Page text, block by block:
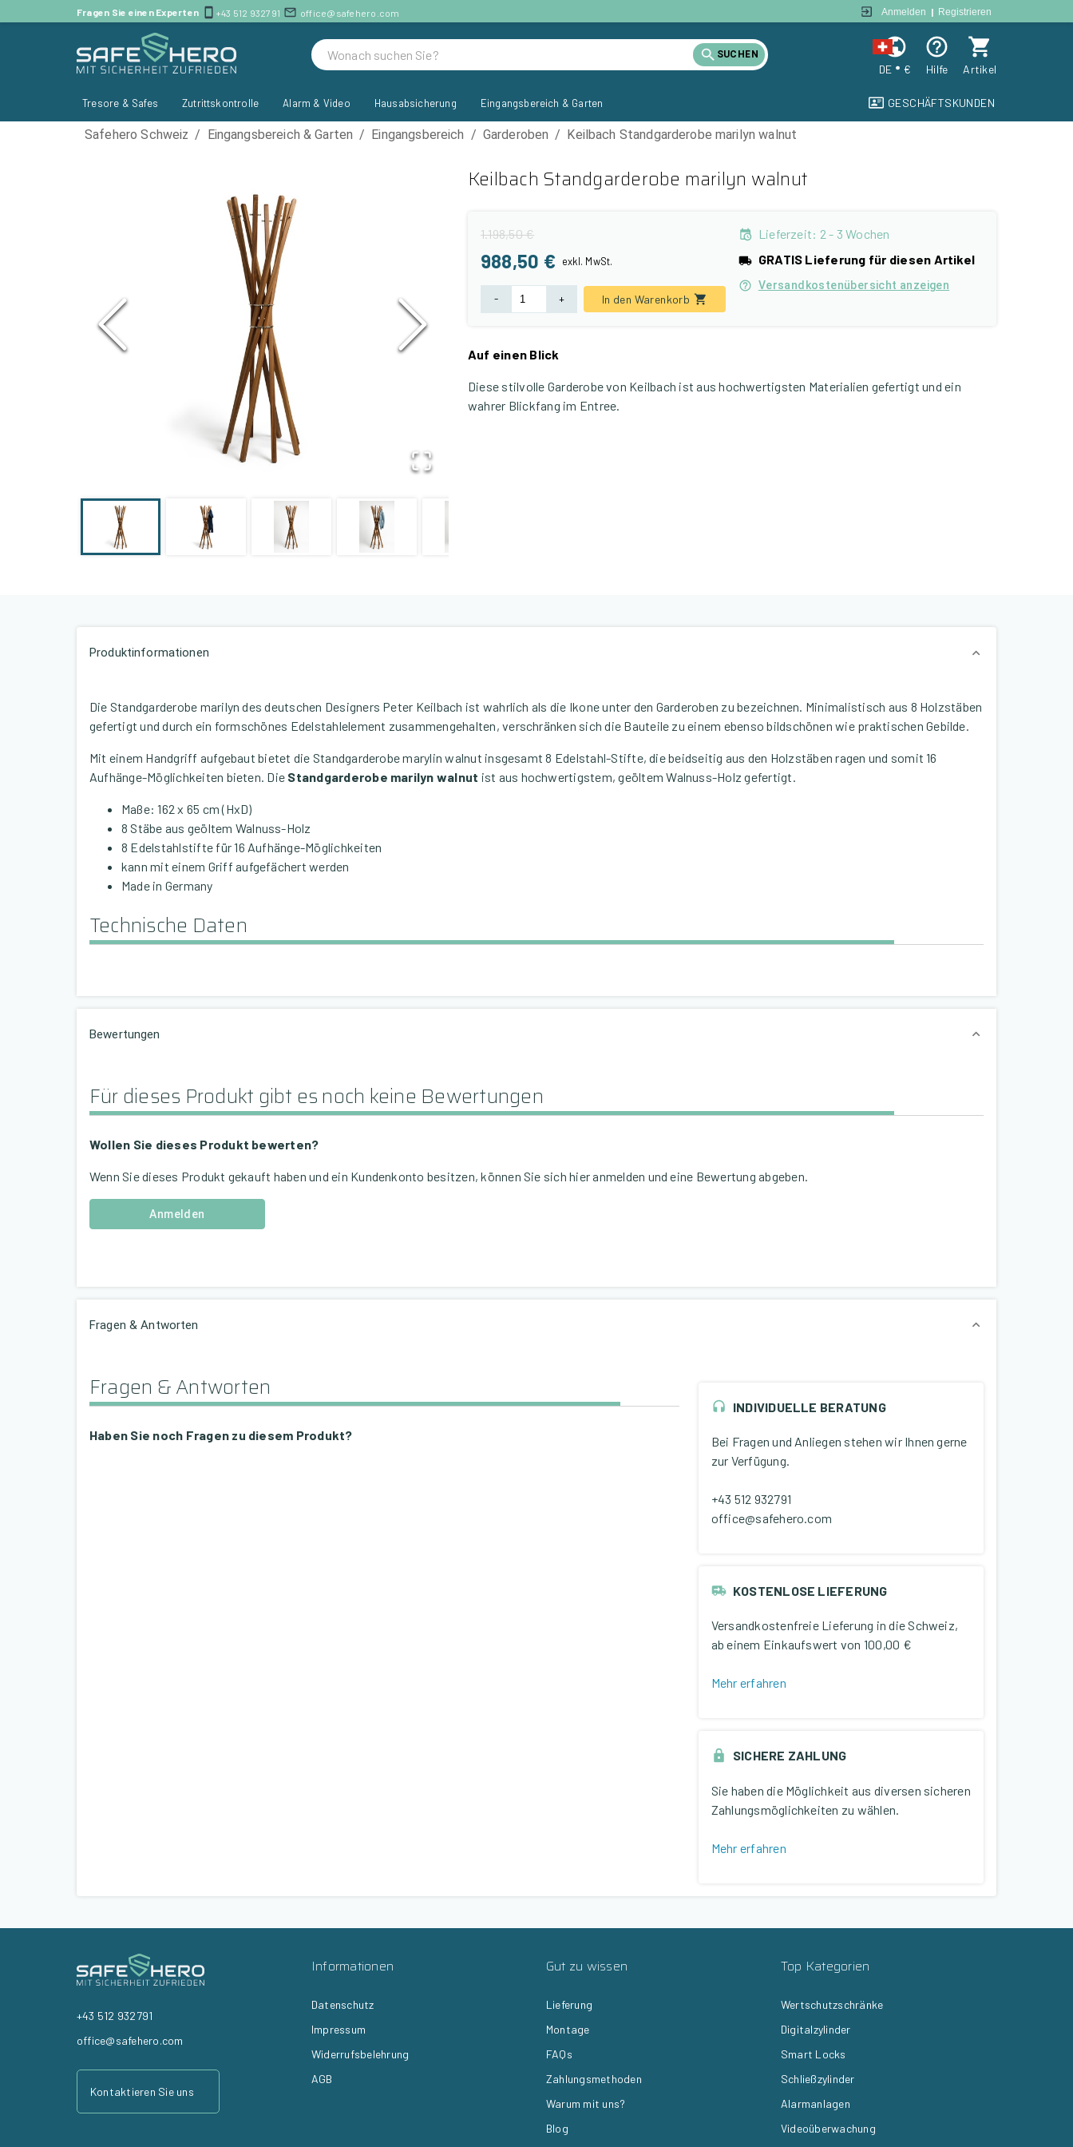
Fragen Sie einen Experten +43 512 932791 office@safehero.com Anmelden | Registrieren
SUCHEN
DE € Hilfe Artikel
Tresore & Safes Zutrittskontrolle Alarm & Video Hausabsicherung Eingangsbereich & Garten GESCHÄFTSKUNDEN
Safehero Schweiz / Eingangsbereich & Garten / Eingangsbereich / Garderoben / Keilbach Standgarderobe marilyn walnut
Keilbach Standgarderobe marilyn walnut
1.198,50 €
988,50 € exkl. MwSt.
- + In den Warenkorb
Lieferzeit: 2 - 3 Wochen
GRATIS Lieferung für diesen Artikel
Versandkostenübersicht anzeigen
Auf einen Blick
Diese stilvolle Garderobe von Keilbach ist aus hochwertigsten Materialien gefertigt und ein
wahrer Blickfang im Entree.
Produktinformationen
Die Standgarderobe marilyn des deutschen Designers Peter Keilbach ist wahrlich als die Ikone unter den Garderoben zu bezeichnen. Minimalistisch aus 8 Holzstäben
gefertigt und durch ein formschönes Edelstahlelement zusammengehalten, verschränken sich die Bauteile zu einem ebenso bildschönen wie praktischen Gebilde.
Mit einem Handgriff aufgebaut bietet die Standgarderobe marylin walnut insgesamt 8 Edelstahl-Stifte, die beidseitig aus den Holzstäben ragen und somit 16
Aufhänge-Möglichkeiten bieten. Die Standgarderobe marilyn walnut ist aus hochwertigstem, geöltem Walnuss-Holz gefertigt.
Maße: 162 x 65 cm (HxD)
8 Stäbe aus geöltem Walnuss-Holz
8 Edelstahlstifte für 16 Aufhänge-Möglichkeiten
kann mit einem Griff aufgefächert werden
Made in Germany
Technische Daten
Bewertungen
Für dieses Produkt gibt es noch keine Bewertungen
Wollen Sie dieses Produkt bewerten?
Wenn Sie dieses Produkt gekauft haben und ein Kundenkonto besitzen, können Sie sich hier anmelden und eine Bewertung abgeben.
Anmelden
Fragen & Antworten
Fragen & Antworten
Haben Sie noch Fragen zu diesem Produkt?
INDIVIDUELLE BERATUNG
Bei Fragen und Anliegen stehen wir Ihnen gerne
zur Verfügung.
+43 512 932791
office@safehero.com
KOSTENLOSE LIEFERUNG
Versandkostenfreie Lieferung in die Schweiz,
ab einem Einkaufswert von 100,00 €
Mehr erfahren
SICHERE ZAHLUNG
Sie haben die Möglichkeit aus diversen sicheren
Zahlungsmöglichkeiten zu wählen.
Mehr erfahren
+43 512 932791
office@safehero.com
Kontaktieren Sie uns
Informationen
Datenschutz
Impressum
Widerrufsbelehrung
AGB
Gut zu wissen
Lieferung
Montage
FAQs
Zahlungsmethoden
Warum mit uns?
Blog
Top Kategorien
Wertschutzschränke
Digitalzylinder
Smart Locks
Schließzylinder
Alarmanlagen
Videoüberwachung